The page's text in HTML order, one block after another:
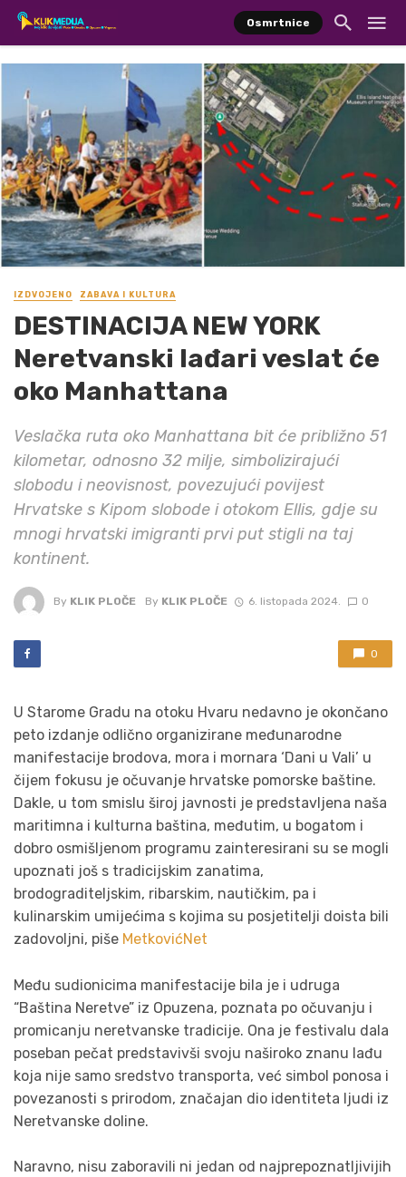
Osmrtnice
IZDVOJENO ZABAVA I KULTURA
DESTINACIJA NEW YORK
Neretvanski lađari veslat će
oko Manhattana
Veslačka ruta oko Manhattana bit će približno 51
kilometar, odnosno 32 milje, simbolizirajući
slobodu i neovisnost, povezujući povijest
Hrvatske s Kipom slobode i otokom Ellis, gdje su
mnogi hrvatski imigranti prvi put stigli na taj
kontinent.
By KLIK PLOČE By KLIK PLOČE 6. listopada 2024. 0
0
U Starome Gradu na otoku Hvaru nedavno je okončano
peto izdanje odlično organizirane međunarodne
manifestacije brodova, mora i mornara ‘Dani u Vali’ u
čijem fokusu je očuvanje hrvatske pomorske baštine.
Dakle, u tom smislu široj javnosti je predstavljena naša
maritimna i kulturna baština, međutim, u bogatom i
dobro osmišljenom programu zainteresirani su se mogli
upoznati još s tradicijskim zanatima,
brodograditeljskim, ribarskim, nautičkim, pa i
kulinarskim umijećima s kojima su posjetitelji doista bili
zadovoljni, piše MetkovićNet
Među sudionicima manifestacije bila je i udruga
“Baština Neretve” iz Opuzena, poznata po očuvanju i
promicanju neretvanske tradicije. Ona je festivalu dala
poseban pečat predstavivši svoju naširoko znanu lađu
koja nije samo sredstvo transporta, već simbol ponosa i
povezanosti s prirodom, značajan dio identiteta ljudi iz
Neretvanske doline.
Naravno, nisu zaboravili ni jedan od najprepoznatljivijih